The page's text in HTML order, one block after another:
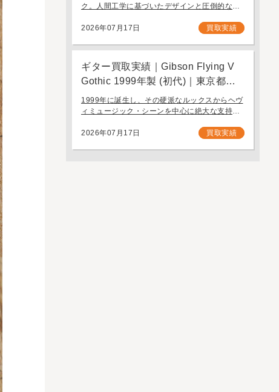
ク。人間工学に基づいたデザインと圧倒的なプ
BODEN METAL NX7」。 スウェーデン発、独
2026年07月17日 買取実績
ギター買取実績｜Gibson Flying V
Gothic 1999年製 (初代)｜東京都江
戸川区より店舗へお持ち込み
1999年に誕生し、その硬派なルックスからヘヴ
ィミュージック・シーンを中心に絶大な支持を
は、生産初年度となる1999年製の「Gibson
2026年07月17日 買取実績